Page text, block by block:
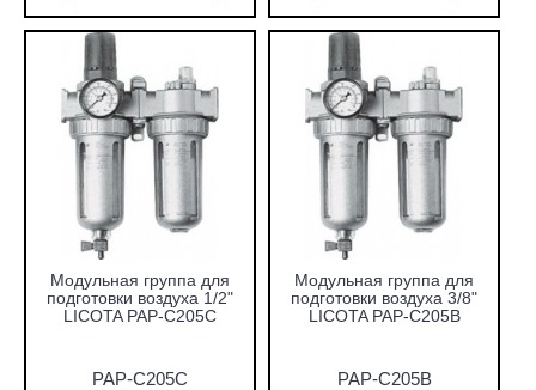
Модульная группа для
подготовки воздуха 1/2"
LICOTA PAP-C205C
PAP-C205C
Модульная группа для
подготовки воздуха 3/8"
LICOTA PAP-C205B
PAP-C205B